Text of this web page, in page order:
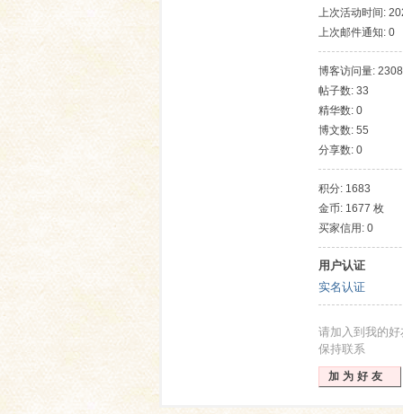
上次活动时间:
上次邮件通知: 0
博客访问量:
帖子数: 33
精华数: 0
博文数: 55
分享数: 0
积分: 1683
金币: 1677 枚
买家信用: 0
用户认证
实名认证
请加入到我的
保持联系
加为好友